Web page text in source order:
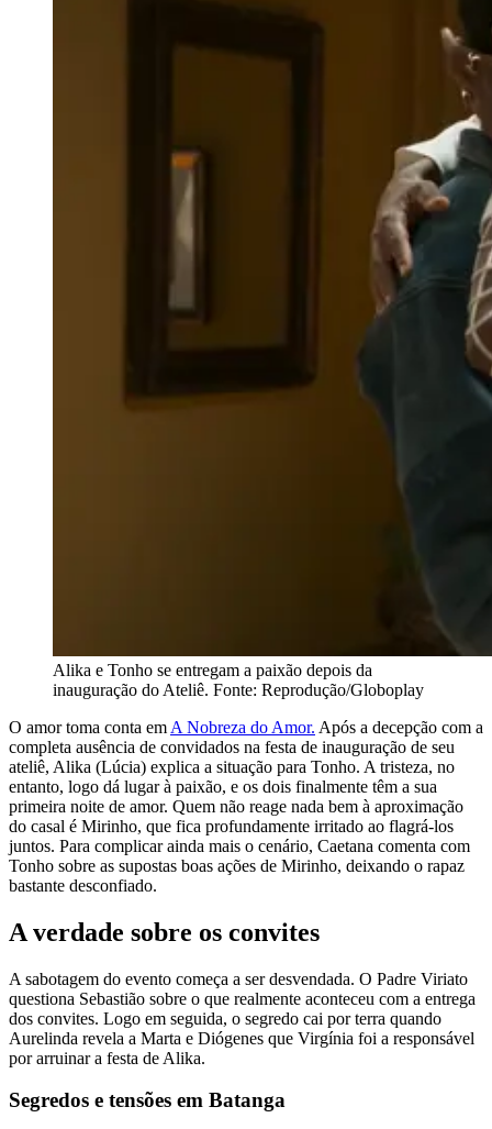
Alika e Tonho se entregam a paixão depois da
inauguração do Ateliê. Fonte: Reprodução/Globoplay
O amor toma conta em A Nobreza do Amor. Após a decepção com a
completa ausência de convidados na festa de inauguração de seu
ateliê, Alika (Lúcia) explica a situação para Tonho. A tristeza, no
entanto, logo dá lugar à paixão, e os dois finalmente têm a sua
primeira noite de amor. Quem não reage nada bem à aproximação
do casal é Mirinho, que fica profundamente irritado ao flagrá-los
juntos. Para complicar ainda mais o cenário, Caetana comenta com
Tonho sobre as supostas boas ações de Mirinho, deixando o rapaz
bastante desconfiado.
A verdade sobre os convites
A sabotagem do evento começa a ser desvendada. O Padre Viriato
questiona Sebastião sobre o que realmente aconteceu com a entrega
dos convites. Logo em seguida, o segredo cai por terra quando
Aurelinda revela a Marta e Diógenes que Virgínia foi a responsável
por arruinar a festa de Alika.
Segredos e tensões em Batanga